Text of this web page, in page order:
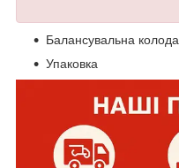
Балансувальна колода
Упаковка